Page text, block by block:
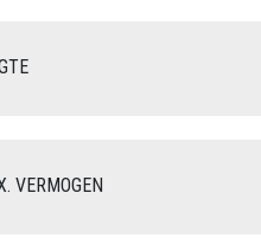
VERMOGEN